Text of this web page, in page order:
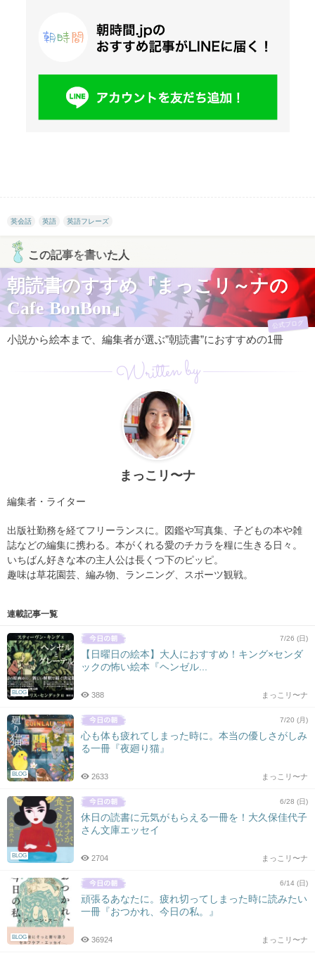
英会話 英語 英語フレーズ
この記事を書いた人
朝読書のすすめ『まっこリ～ナの
Cafe BonBon』
公式ブログ
小説から絵本まで、編集者が選ぶ”朝読書”におすすめの1冊
Written by
まっこリ〜ナ
編集者・ライター
出版社勤務を経てフリーランスに。図鑑や写真集、子どもの本や雑
誌などの編集に携わる。本がくれる愛のチカラを糧に生きる日々。
いちばん好きな本の主人公は長くつ下のピッピ。
趣味は草花園芸、編み物、ランニング、スポーツ観戦。
連載記事一覧
BLOG
7/26 (日)
【日曜日の絵本】大人におすすめ！キング×センダ
ックの怖い絵本『ヘンゼル...
まっこリ〜ナ
388
BLOG
7/20 (月)
心も体も疲れてしまった時に。本当の優しさがしみ
る一冊『夜廻り猫』
まっこリ〜ナ
2633
BLOG
6/28 (日)
休日の読書に元気がもらえる一冊を！大久保佳代子
さん文庫エッセイ
まっこリ〜ナ
2704
BLOG
6/14 (日)
頑張るあなたに。疲れ切ってしまった時に読みたい
一冊『おつかれ、今日の私。』
まっこリ〜ナ
36924